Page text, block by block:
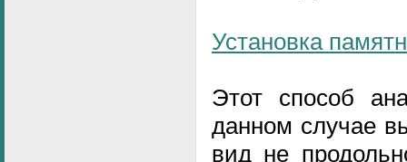
Установка
Этот способ
данном случае
вид не